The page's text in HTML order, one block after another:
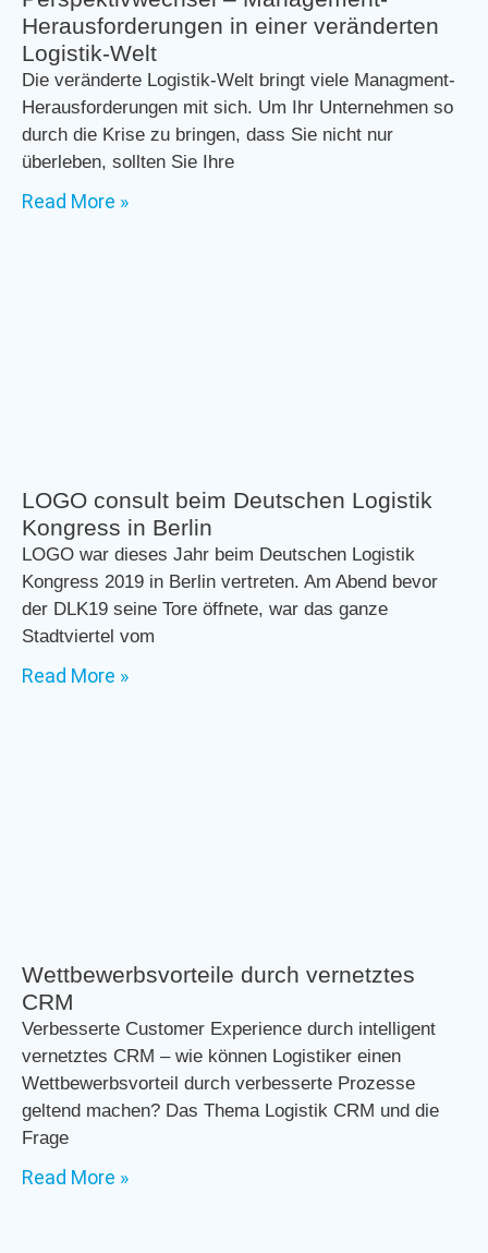
Herausforderungen in einer veränderten
Logistik-Welt
Die veränderte Logistik-Welt bringt viele Managment-
Herausforderungen mit sich. Um Ihr Unternehmen so
durch die Krise zu bringen, dass Sie nicht nur
überleben, sollten Sie Ihre
Read More »
LOGO consult beim Deutschen Logistik
Kongress in Berlin
LOGO war dieses Jahr beim Deutschen Logistik
Kongress 2019 in Berlin vertreten. Am Abend bevor
der DLK19 seine Tore öffnete, war das ganze
Stadtviertel vom
Read More »
Wettbewerbsvorteile durch vernetztes
CRM
Verbesserte Customer Experience durch intelligent
vernetztes CRM – wie können Logistiker einen
Wettbewerbsvorteil durch verbesserte Prozesse
geltend machen? Das Thema Logistik CRM und die
Frage
Read More »